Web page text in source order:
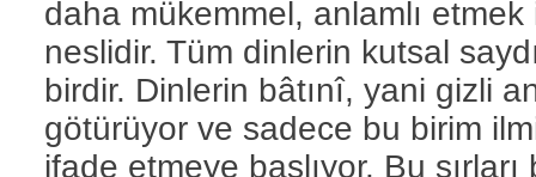
daha mükemmel, anlamlı
neslidir. Tüm dinlerin kutsal
birdir. Dinlerin bâtınî, yani gizli
götürüyor ve sadece bu birim
ifade etmeye başlıyor. Bu